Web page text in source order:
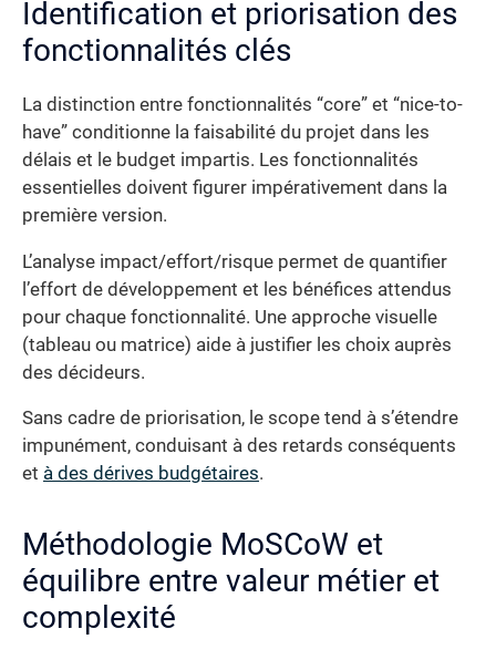
Identification et priorisation des
fonctionnalités clés
La distinction entre fonctionnalités “core” et “nice-to-
have” conditionne la faisabilité du projet dans les
délais et le budget impartis. Les fonctionnalités
essentielles doivent figurer impérativement dans la
première version.
L’analyse impact/effort/risque permet de quantifier
l’effort de développement et les bénéfices attendus
pour chaque fonctionnalité. Une approche visuelle
(tableau ou matrice) aide à justifier les choix auprès
des décideurs.
Sans cadre de priorisation, le scope tend à s’étendre
impunément, conduisant à des retards conséquents
et à des dérives budgétaires.
Méthodologie MoSCoW et
équilibre entre valeur métier et
complexité